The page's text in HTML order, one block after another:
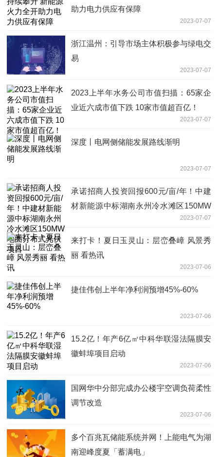
助力电力供应有保障
2023-07-07
浙江温州：引导市场主体积极参与绿电交
易
2023-07-07
2023上半年水务公司市值扫描：65家企
业近六成市值下跌 10家市值超百亿！
2023-07-07
深度丨电网侧储能发展路线渐明
2023-07-07
承诺招商人投资回报600元/亩/年！中建
材新能源中标湖南永州冷水滩区150MW
2023-07-07
来打卡！夏日玉灵山：层峦叠嶂 风景秀
丽 看热讯
2023-07-06
捷佳伟创上半年净利润预增45%-60%
2023-07-06
15.2亿！年产6亿㎡中科华联湿法隔膜安
徽蚌埠项目启动
2023-07-06
国网华中分部完成办公楼宇空调负荷柔性
调节改造
2023-07-06
多个百兆瓦储能系统并网！上能电气为湖
南迎峰度夏「蓄满电」